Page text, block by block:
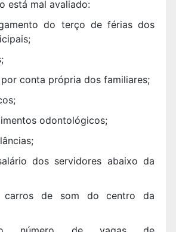
está mal avaliado:
do terço de férias dos
conta própria dos familiares;
odontológicos;
dos servidores abaixo da
carros de som do centro da